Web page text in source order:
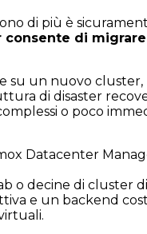
di più è
consente di
su un nuovo cluster,
di disaster
o poco
Datacenter
o decine di cluster
e un backend